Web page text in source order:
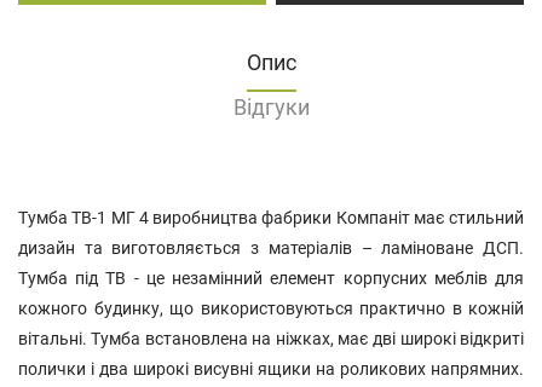
Опис
Відгуки
Тумба ТВ-1 МГ 4 виробництва фабрики Компаніт має стильний
дизайн та виготовляється з матеріалів – ламіноване ДСП.
Тумба під ТВ - це незамінний елемент корпусних меблів для
кожного будинку, що використовуються практично в кожній
вітальні. Тумба встановлена ​​на ніжках, має дві широкі відкриті
полички і два широкі висувні ящики на роликових напрямних.